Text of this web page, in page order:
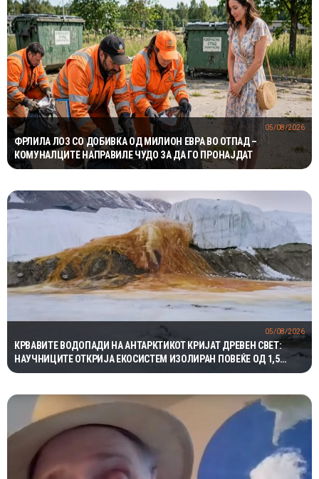
ФРЛИЛА ЛОЗ СО ДОБИВКА ОД МИЛИОН ЕВРА ВО ОТПАД –
КОМУНАЛЦИТЕ НАПРАВИЛЕ ЧУДО ЗА ДА ГО ПРОНАЈДАТ
05/08/2026
КРВАВИТЕ ВОДОПАДИ НА АНТАРКТИКОТ КРИЈАТ ДРЕВЕН СВЕТ:
НАУЧНИЦИТЕ ОТКРИЈА ЕКОСИСТЕМ ИЗОЛИРАН ПОВЕЌЕ ОД 1,5
МИЛИОНИ ГОДИНИ
05/08/2026